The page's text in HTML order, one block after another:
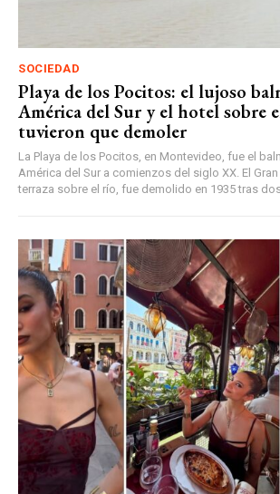
SOCIEDAD
Playa de los Pocitos: el lujoso
América del Sur y el hotel sobre
tuvieron que demoler
La Playa de los Pocitos, en Montevideo, fue el
América del Sur a comienzos del siglo XX. El
terraza sobre el río, fue demolido en 1935 tras